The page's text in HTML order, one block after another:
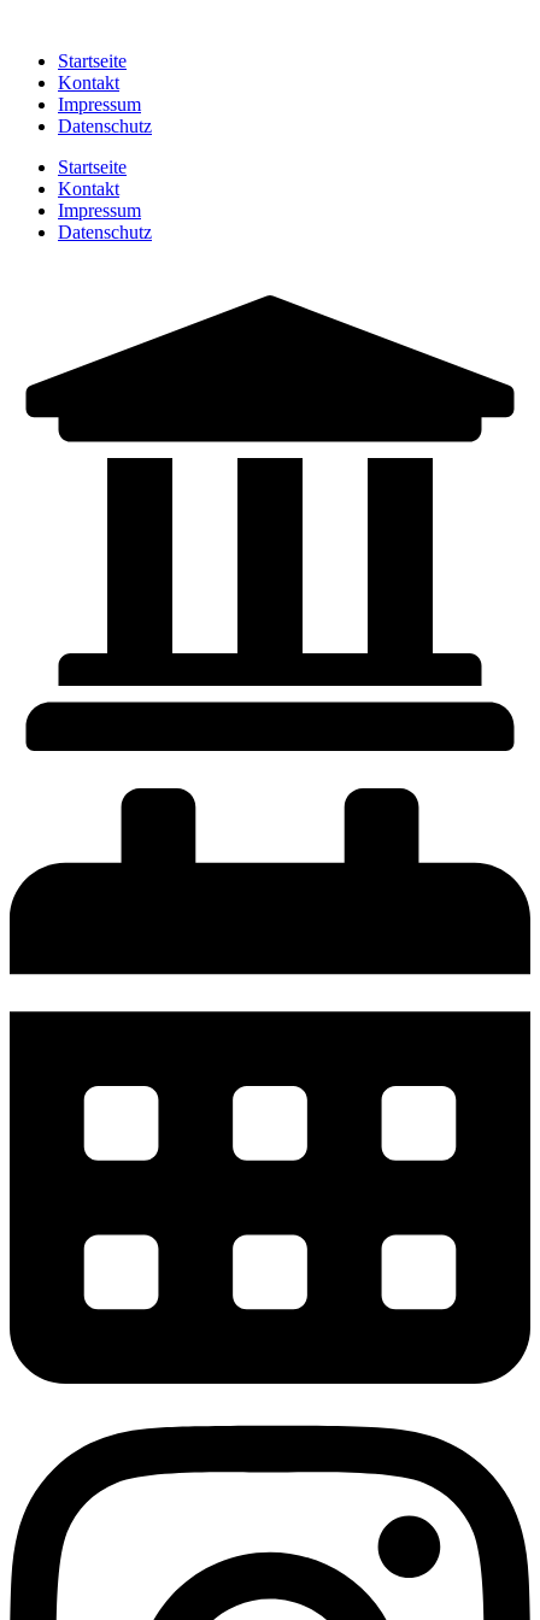
springenStartseite
Kontakt
Impressum
Datenschutz
Startseite
Kontakt
Impressum
Datenschutz